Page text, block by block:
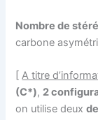
Nombre de
carbone
[A titre
(C*), 2
on utilise deux